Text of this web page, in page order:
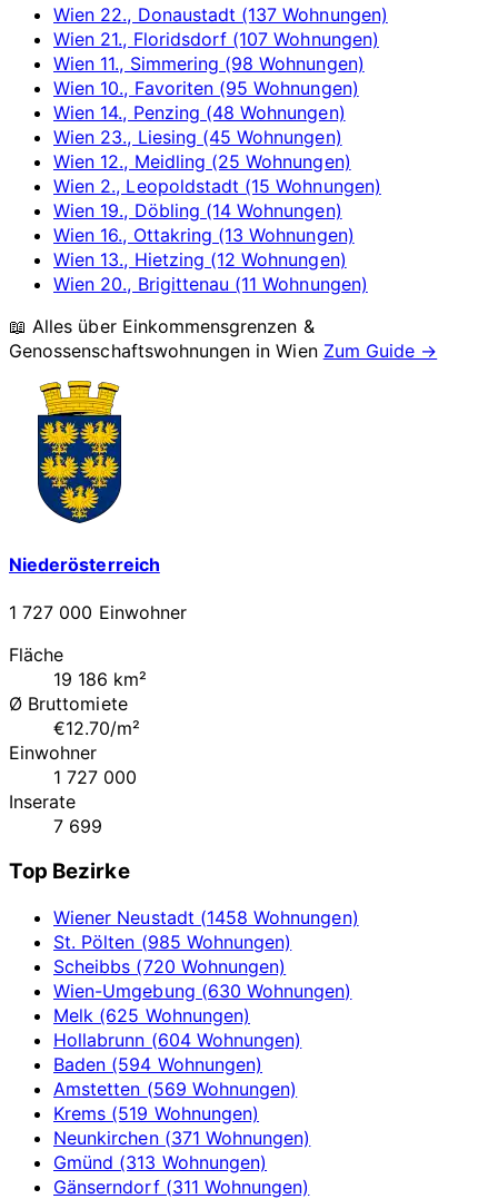
Wien 22., Donaustadt (137 Wohnungen)
Wien 21., Floridsdorf (107 Wohnungen)
Wien 11., Simmering (98 Wohnungen)
Wien 10., Favoriten (95 Wohnungen)
Wien 14., Penzing (48 Wohnungen)
Wien 23., Liesing (45 Wohnungen)
Wien 12., Meidling (25 Wohnungen)
Wien 2., Leopoldstadt (15 Wohnungen)
Wien 19., Döbling (14 Wohnungen)
Wien 16., Ottakring (13 Wohnungen)
Wien 13., Hietzing (12 Wohnungen)
Wien 20., Brigittenau (11 Wohnungen)
📖 Alles über Einkommensgrenzen &
Genossenschaftswohnungen inWien Zum Guide →
Niederösterreich
1 727 000 Einwohner
Fläche
19 186 km²
Ø Bruttomiete
€12.70/m²
Einwohner
1 727 000
Inserate
7 699
Top Bezirke
Wiener Neustadt (1458 Wohnungen)
St. Pölten (985 Wohnungen)
Scheibbs (720 Wohnungen)
Wien-Umgebung (630 Wohnungen)
Melk (625 Wohnungen)
Hollabrunn (604 Wohnungen)
Baden (594 Wohnungen)
Amstetten (569 Wohnungen)
Krems (519 Wohnungen)
Neunkirchen (371 Wohnungen)
Gmünd (313 Wohnungen)
Gänserndorf (311 Wohnungen)